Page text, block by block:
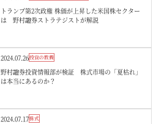
トランプ第2次政権 株価が上昇した米国株セクター
は 野村證券ストラテジストが解説
2024.07.26投資の教養
野村證券投資情報部が検証 株式市場の「夏枯れ」
は本当にあるのか？
2024.07.17株式